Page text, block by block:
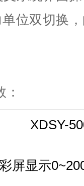
位双切换
XDSY-
屏显示